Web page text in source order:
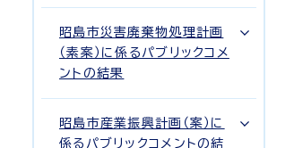
昭島市災害廃棄物処理計画
（素案）に係るパブリックコメ
ントの結果
昭島市産業振興計画（案）に
係るパブリックコメントの結